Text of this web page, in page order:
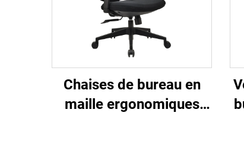
Chaises de bureau en
maille ergonomiques